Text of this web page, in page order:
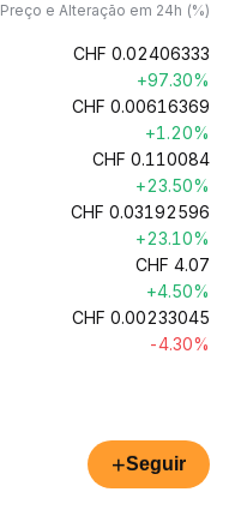
Preço e Alteração em 24h (%)
CHF 0.02406333
+97.30%
CHF 0.00616369
+1.20%
CHF 0.110084
+23.50%
CHF 0.03192596
+23.10%
CHF 4.07
+4.50%
CHF 0.00233045
-4.30%
+Seguir